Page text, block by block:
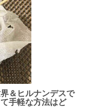
＆ヒルナンデスで
手軽な方法はど